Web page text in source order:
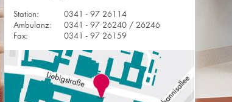
Station:
0341 - 97 26114
Ambulanz:
0341 - 97 26240 / 26246
Fax:
0341 - 97 26159